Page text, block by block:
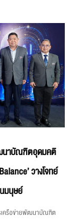
ฒนาบัณฑิตอุดมคติ
วางโจทย์
มนุษย์
เครือข่ายพัฒนาบัณฑิต